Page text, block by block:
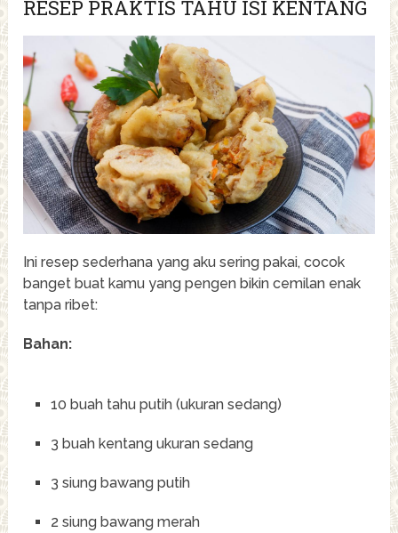
RESEP PRAKTIS TAHU ISI KENTANG
Ini resep sederhana yang aku sering pakai, cocok
banget buat kamu yang pengen bikin cemilan enak
tanpa ribet:
Bahan:
10 buah tahu putih (ukuran sedang)
3 buah kentang ukuran sedang
3 siung bawang putih
2 siung bawang merah